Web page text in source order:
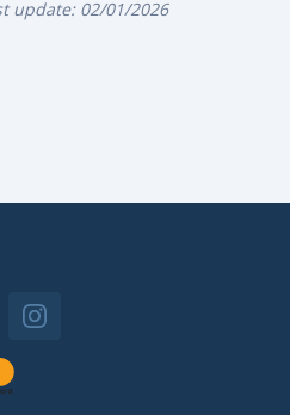
update: 02/01/2026